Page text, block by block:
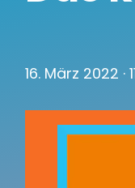
16. März 2022 ·